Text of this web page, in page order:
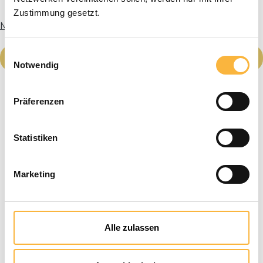
Zustimmung gesetzt.
Notwendig
Präferenzen
Statistiken
Marketing
Alle zulassen
More info
Average